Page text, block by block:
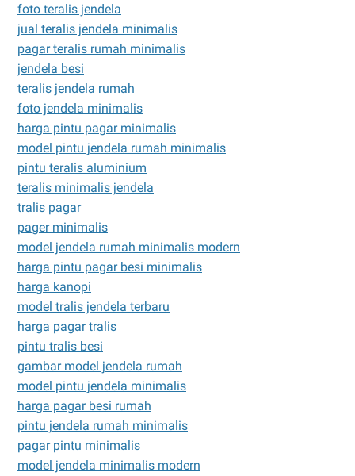
foto teralis jendela
jual teralis jendela minimalis
pagar teralis rumah minimalis
jendela besi
teralis jendela rumah
foto jendela minimalis
harga pintu pagar minimalis
model pintu jendela rumah minimalis
pintu teralis aluminium
teralis minimalis jendela
tralis pagar
pager minimalis
model jendela rumah minimalis modern
harga pintu pagar besi minimalis
harga kanopi
model tralis jendela terbaru
harga pagar tralis
pintu tralis besi
gambar model jendela rumah
model pintu jendela minimalis
harga pagar besi rumah
pintu jendela rumah minimalis
pagar pintu minimalis
model jendela minimalis modern